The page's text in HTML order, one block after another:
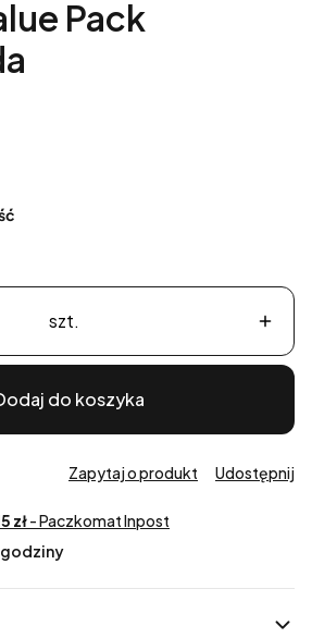
Pack
szt.
do koszyka
Zapytaj o produkt Udostępnij
zł- Paczkomat Inpost